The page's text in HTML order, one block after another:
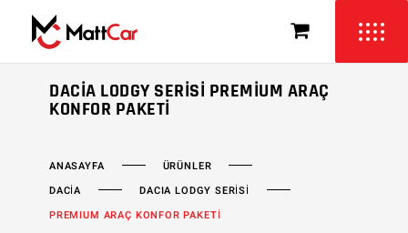
DACIA LODGY SERISI PREMIUM ARAÇ
KONFOR PAKETI
ANASAYFA
ÜRÜNLER
DACİA
DACIA LODGY SERİSİ
PREMIUM ARAÇ KONFOR PAKETİ